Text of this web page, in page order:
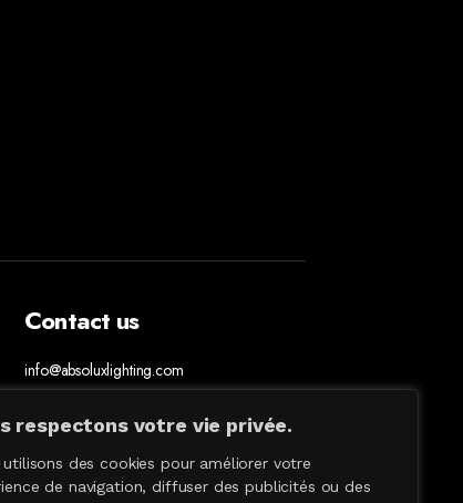
respectons votre vie privée.
utilisons des cookies pour améliorer votre
de navigation, diffuser des publicités ou des
Contact us
info@absoluxlighting.com
514.807.5157
1.877.ABSOLUX